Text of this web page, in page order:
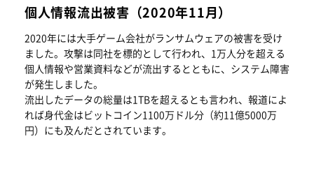
個人情報流出被害（2020年11月）
2020年には大手ゲーム会社がランサムウェアの被害を受け
ました。攻撃は同社を標的として行われ、1万人分を超える
個人情報や営業資料などが流出するとともに、システム障害
が発生しました。
流出したデータの総量は1TBを超えるとも言われ、報道によ
れば身代金はビットコイン1100万ドル分（約11億5000万
円）にも及んだとされています。